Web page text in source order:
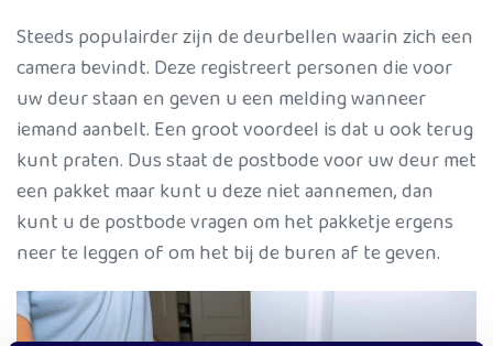
Steeds populairder zijn de deurbellen waarin zich een
camera bevindt. Deze registreert personen die voor
uw deur staan en geven u een melding wanneer
iemand aanbelt. Een groot voordeel is dat u ook terug
kunt praten. Dus staat de postbode voor uw deur met
een pakket maar kunt u deze niet aannemen, dan
kunt u de postbode vragen om het pakketje ergens
neer te leggen of om het bij de buren af te geven.